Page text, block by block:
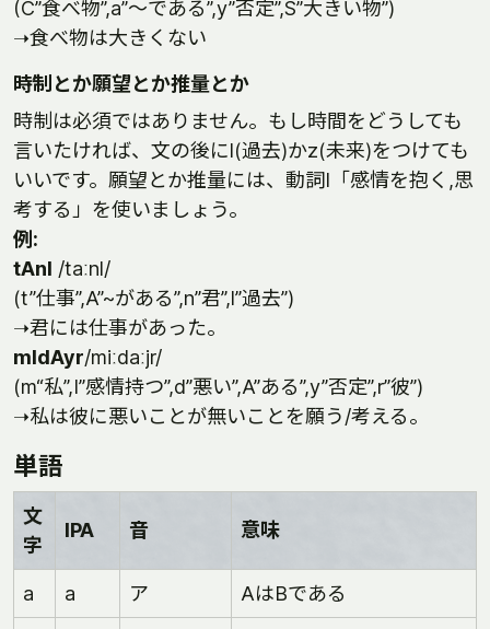
(C”食べ物”,a”～である”,y”否定”,S”大きい物”)
➝食べ物は大きくない
時制とか願望とか推量とか
時制は必須ではありません。もし時間をどうしても
言いたければ、文の後にl(過去)かz(未来)をつけても
いいです。願望とか推量には、動詞I「感情を抱く,思
考する」を使いましょう。
例:
tAnl /taːnl/
(t”仕事”,A”~がある”,n”君”,l”過去”)
➝君には仕事があった。
mIdAyr/miːdaːjr/
(m“私”,I”感情持つ”,d”悪い”,A”ある”,y”否定”,r”彼”)
➝私は彼に悪いことが無いことを願う/考える。
単語
文
字
IPA 音 意味
a a ア AはBである